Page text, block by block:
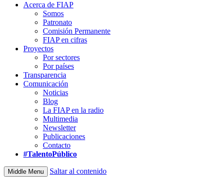
Acerca de FIAP
Somos
Patronato
Comisión Permanente
FIAP en cifras
Proyectos
Por sectores
Por países
Transparencia
Comunicación
Noticias
Blog
La FIAP en la radio
Multimedia
Newsletter
Publicaciones
Contacto
#TalentoPúblico
Middle Menu Saltar al contenido